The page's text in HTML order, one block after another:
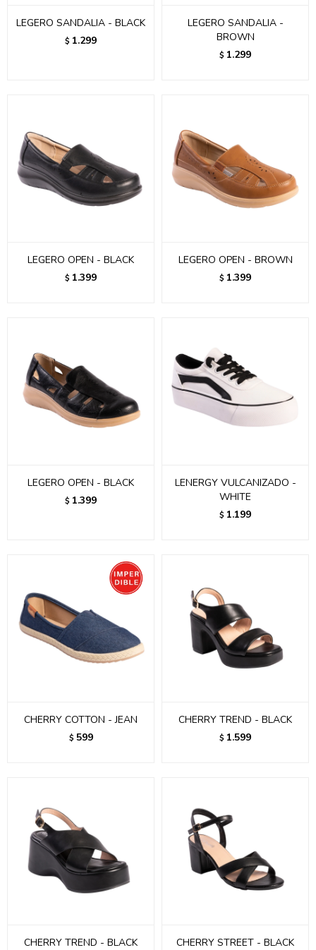
LEGERO SANDALIA - BLACK
$ 1.299
LEGERO SANDALIA -
BROWN
$ 1.299
LEGERO OPEN - BLACK
$ 1.399
LEGERO OPEN - BROWN
$ 1.399
LEGERO OPEN - BLACK
$ 1.399
LENERGY VULCANIZADO -
WHITE
$ 1.199
CHERRY COTTON - JEAN
$ 599
CHERRY TREND - BLACK
$ 1.599
CHERRY TREND - BLACK CHERRY STREET - BLACK